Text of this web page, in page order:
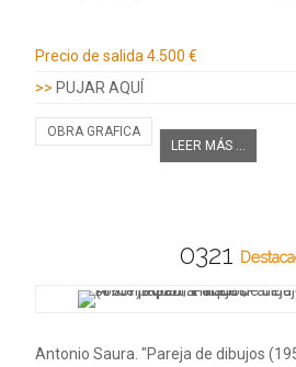
Precio de salida 4.500 €
>> PUJAR AQUÍ
OBRA GRAFICA
LEER MÁS ...
0321
Antonio Saura. "Pareja de dibujos